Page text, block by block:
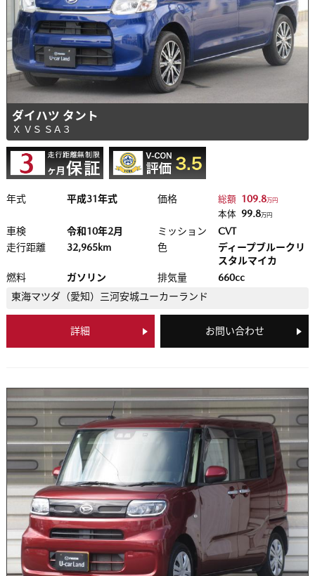
ダイハツ タント
Ｘ ＶＳ ＳＡ３
年式 平成31年式 価格 総額 109.8 万円
本体 99.8 万円
車検 令和10年2月 ミッション
CVT
走行距離
32,965km 色
ディープブルークリ
スタルマイカ
燃料
ガソリン 排気量
660cc
東海マツダ（愛知） 三河安城ユーカーランド
詳細 お問い合わせ